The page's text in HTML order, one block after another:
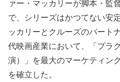
ァー・マッカリーが脚本・監
で、シリーズはかつてない安
ッカリーとクルーズのパート
代映画産業において、「プラ
演）」を最大のマーケティン
を確立した。